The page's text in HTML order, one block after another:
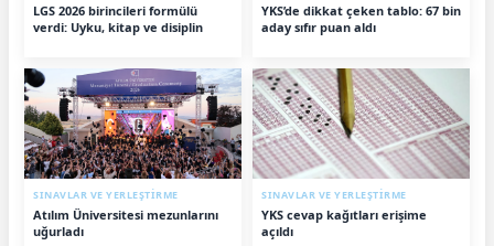
LGS 2026 birincileri formülü
verdi: Uyku, kitap ve disiplin
YKS’de dikkat çeken tablo: 67 bin
aday sıfır puan aldı
SINAVLAR VE YERLEŞTİRME
Atılım Üniversitesi mezunlarını
uğurladı
SINAVLAR VE YERLEŞTİRME
YKS cevap kağıtları erişime
açıldı